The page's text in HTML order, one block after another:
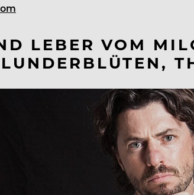
LEBER VOM